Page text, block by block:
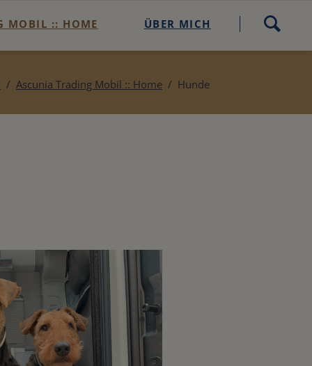
überspringen
MOBIL :: HOME
buchen
Mobil
ÜBER MICH
Ascunia Trading Mobil :: Home Hunde